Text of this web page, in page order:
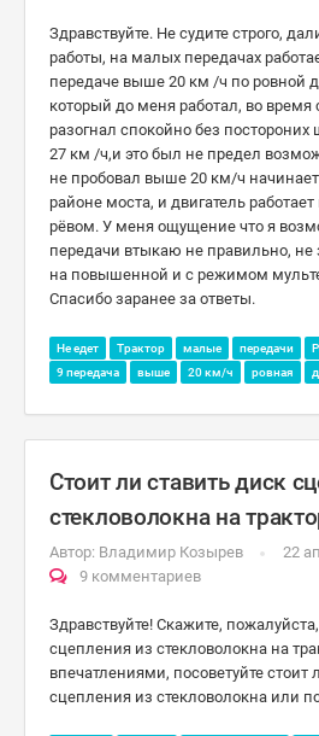
Здравствуйте. Не судите строго,
работы, на малых передачах
передаче выше 20 км /ч по ровной
который до меня работал, во
разогнал спокойно без
27 км /ч,и это был не предел
не пробовал выше 20 км/ч
районе моста, и двигатель
рёвом. У меня ощущение что я
передачи втыкаю не правильно,
на повышенной и с режимом
Спасибо заранее за ответы.
Не едет Трактор малые передачи
9 передача
выше 20 км/ч ровная
Стоит ли ставить диск
стекловолокна на
Автор: Владимир Козырев
22
9 комментариев
Здравствуйте! Скажите,
сцепления из стекловолокна на
впечатлениями, посоветуйте стоит
сцепления из стекловолокна или